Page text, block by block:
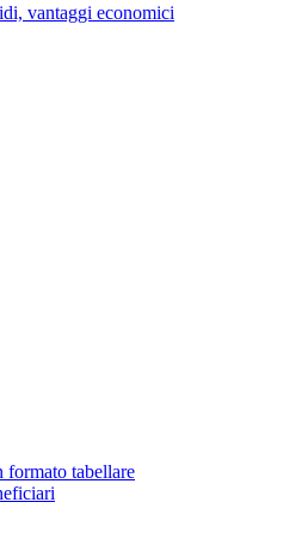
vantaggi economici
formato tabellare